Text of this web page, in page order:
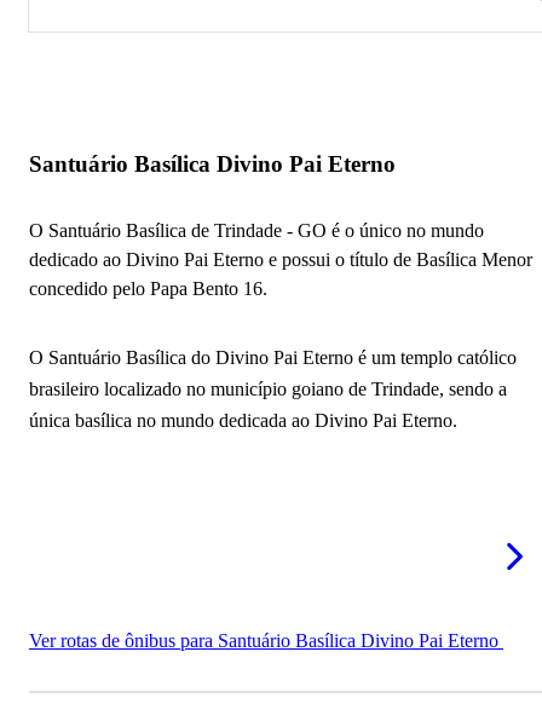
Catedral Metropolitana de Goiânia
Igreja Videira
Paróquia Nossa Senhora de Fátima
Santuário Basílica Divino Pai Eterno
O Santuário Basílica de Trindade - GO é o único no mundo
dedicado ao Divino Pai Eterno e possui o título de Basílica Menor
concedido pelo Papa Bento 16.
O Santuário Basílica do Divino Pai Eterno é um templo católico
brasileiro localizado no município goiano de Trindade, sendo a
única basílica no mundo dedicada ao Divino Pai Eterno.
Ver rotas de ônibus para Santuário Basílica Divino Pai Eterno